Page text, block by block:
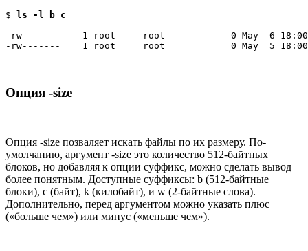
$
ls -l b c
-rw-------    1 root     root            0 May  6
-rw-------    1 root     root            0 May  5
Опция -size
Опция -size позваляет искать файлы по их размеру. По-
умолчанию, аргумент -size это количество 512-байтных
блоков, но добавляя к опции суффикс, можно сделать вывод
более понятным. Доступные суффиксы: b (512-байтные
блоки), c (байт), k (килобайт), и w (2-байтные слова).
Дополнительно, перед аргументом можно указать плюс
(«больше чем») или минус («меньше чем»).